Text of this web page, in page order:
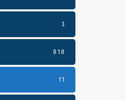
3
818
11